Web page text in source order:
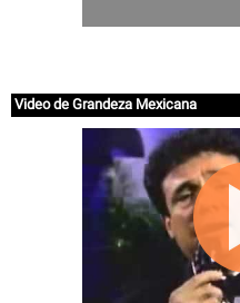
Video de Grandeza Mexicana